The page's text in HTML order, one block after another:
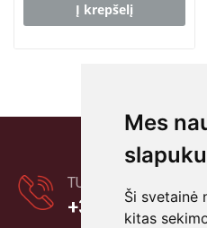
Mes
Ši svetainė
kitas
Į krepšelį
TURITE KLAUSIMŲ?
+370 601